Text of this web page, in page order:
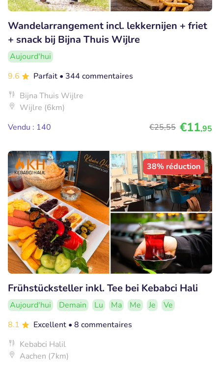
Wandelarrangement incl. lekkernijen + friet
+ snack bij Bijna Thuis Wijlre
Aujourd'hui
9.6
Parfait • 344 commentaires
Bijna Thuis Wijlre
Wijlre (6km)
Vendu : 140
€25,55 €11,95
38% réduction
Frühstücksteller inkl. Tee bei Kebabci Hali
Aujourd'hui Demain Lu Ma Me Je
Ve
8.1
Excellent • 8 commentaires
Kebabci Halil
Aachen (7km)